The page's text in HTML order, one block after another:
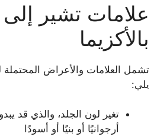
علامات تشير
بالأكزيما
تشمل العلامات والأعراض المحتملة
يلي:
تغير لون الجلد، والذي قد
أرجوانيًا أو بنيًا أو أسودًا